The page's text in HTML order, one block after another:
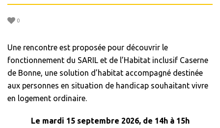
0
Une rencontre est proposée pour découvrir le
fonctionnement du SARIL et de l’Habitat inclusif Caserne
de Bonne, une solution d’habitat accompagné destinée
aux personnes en situation de handicap souhaitant vivre
en logement ordinaire.
Le mardi 15 septembre 2026, de 14h à 15h